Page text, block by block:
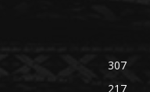
307
217